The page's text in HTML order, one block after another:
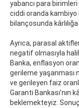
yabancı para birimleri
ciddi oranda kambiyo
bilançosunda
Ayrıca, parasal
negatif olmasıyla
Banka, enflasyon
gerileme yaşanması
ve gerileyen faiz
Garanti Bankası’nın
beklemekteyiz.